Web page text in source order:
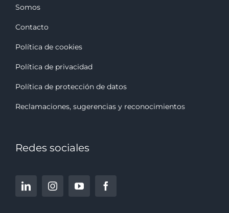
Somos
Contacto
Política de cookies
Política de privacidad
Política de protección de datos
Reclamaciones, sugerencias y reconocimientos
Redes sociales